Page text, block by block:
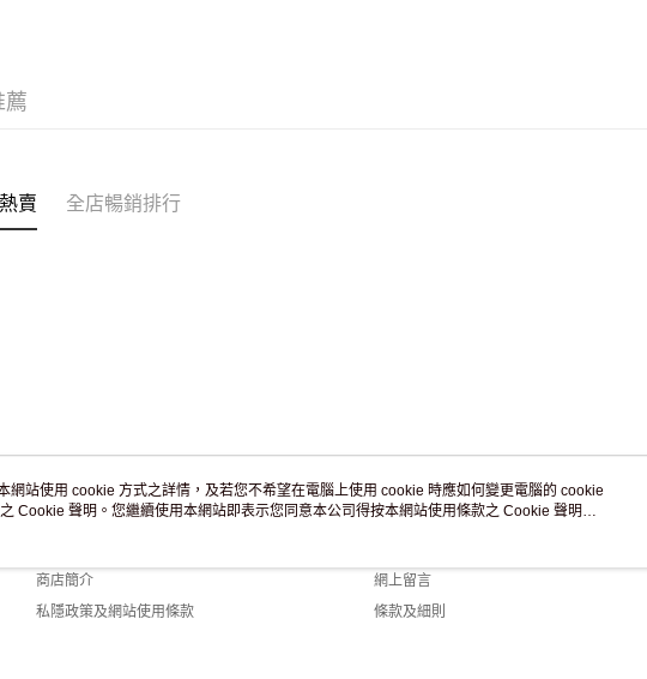
薦
賣 全店暢銷排行
關於我們
商店簡介
私隱政策及網站使用條款
客戶服務
網上留言
條款及細則
網站使用 cookie 方式之詳情，及若您不希望在電腦上使用 cookie 時應如何變更電腦的 cookie
Cookie 聲明。您繼續使用本網站即表示您同意本公司得按本網站使用條款之 Cookie 聲明使